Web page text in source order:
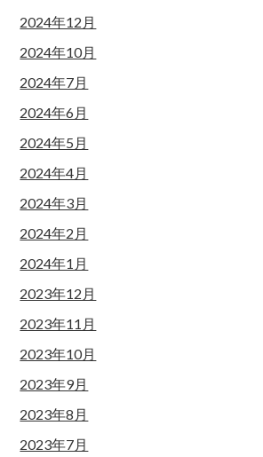
2024年12月
2024年10月
2024年7月
2024年6月
2024年5月
2024年4月
2024年3月
2024年2月
2024年1月
2023年12月
2023年11月
2023年10月
2023年9月
2023年8月
2023年7月